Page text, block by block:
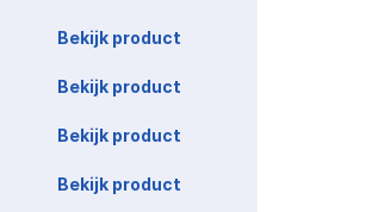
Bekijk product
Bekijk product
Bekijk product
Bekijk product